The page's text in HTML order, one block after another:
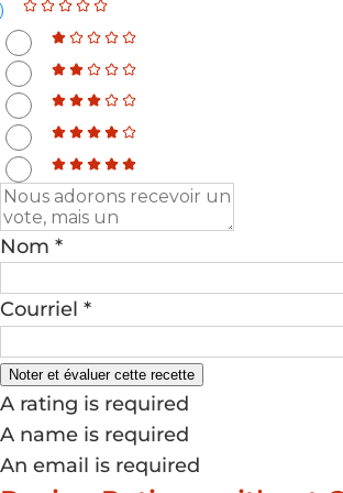
Nom *
Courriel *
Noter et évaluer cette recette
A rating is required
A name is required
An email is required